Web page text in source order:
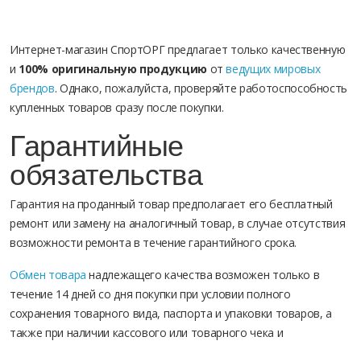
Интернет-магазин СпортОРГ предлагает только качественную
и 100% оригинальную продукцию отведущих мировых
брендов. Однако, пожалуйста, проверяйте работоспособность
купленных товаров сразу после покупки.
Гарантийные
обязательства
Гарантия на проданный товар предполагает его бесплатный
ремонт или замену на аналогичный товар, в случае отсутствия
возможности ремонта в течение гарантийного срока.
Обмен товара надлежащего качества возможен только в
течение 14 дней со дня покупки при условии полного
сохранения товарного вида, паспорта и упаковки товаров, а
также при наличии кассового или товарного чека и